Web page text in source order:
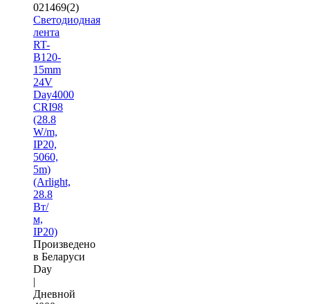
021469(2)
Светодиодная
лента
RT-
B120-
15mm
24V
Day4000
CRI98
(28.8
W/m,
IP20,
5060,
5m)
(Arlight,
28.8
Вт/
м,
IP20)
Произведено
в Беларуси
Day
|
Дневной